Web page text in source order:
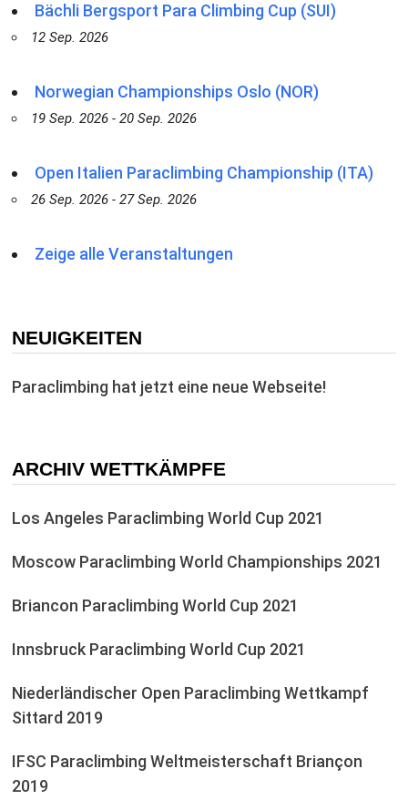
Bächli Bergsport Para Climbing Cup (SUI)
12 Sep. 2026
Norwegian Championships Oslo (NOR)
19 Sep. 2026 - 20 Sep. 2026
Open Italien Paraclimbing Championship (ITA)
26 Sep. 2026 - 27 Sep. 2026
Zeige alle Veranstaltungen
NEUIGKEITEN
Paraclimbing hat jetzt eine neue Webseite!
ARCHIV WETTKÄMPFE
Los Angeles Paraclimbing World Cup 2021
Moscow Paraclimbing World Championships 2021
Briancon Paraclimbing World Cup 2021
Innsbruck Paraclimbing World Cup 2021
Niederländischer Open Paraclimbing Wettkampf
Sittard 2019
IFSC Paraclimbing Weltmeisterschaft Briançon
2019